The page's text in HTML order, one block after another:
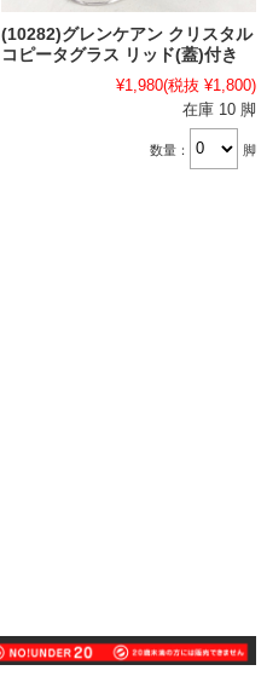
(10282)グレンケアン クリスタル
コピータグラス リッド(蓋)付き
¥1,980(税抜 ¥1,800)
在庫 10 脚
数量： 脚